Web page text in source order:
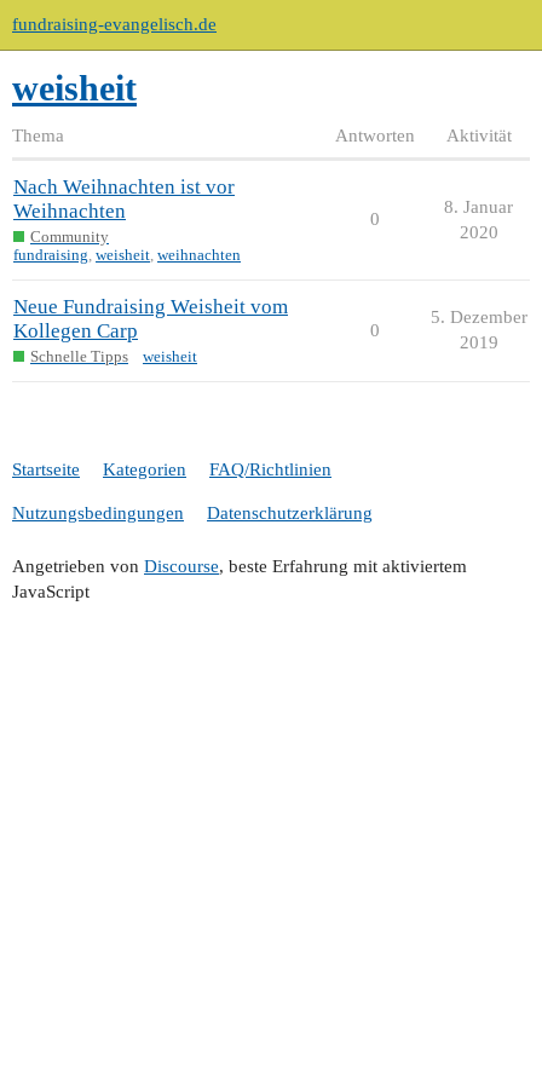
fundraising-evangelisch.de
weisheit
Thema Antworten Aktivität
Nach Weihnachten ist vor
Weihnachten
Community
fundraising, weisheit, weihnachten
0
8. Januar
2020
Neue Fundraising Weisheit vom
Kollegen Carp
Schnelle Tipps weisheit
0
5. Dezember
2019
Startseite Kategorien FAQ/Richtlinien
Nutzungsbedingungen Datenschutzerklärung
Angetrieben von Discourse, beste Erfahrung mit aktiviertem
JavaScript